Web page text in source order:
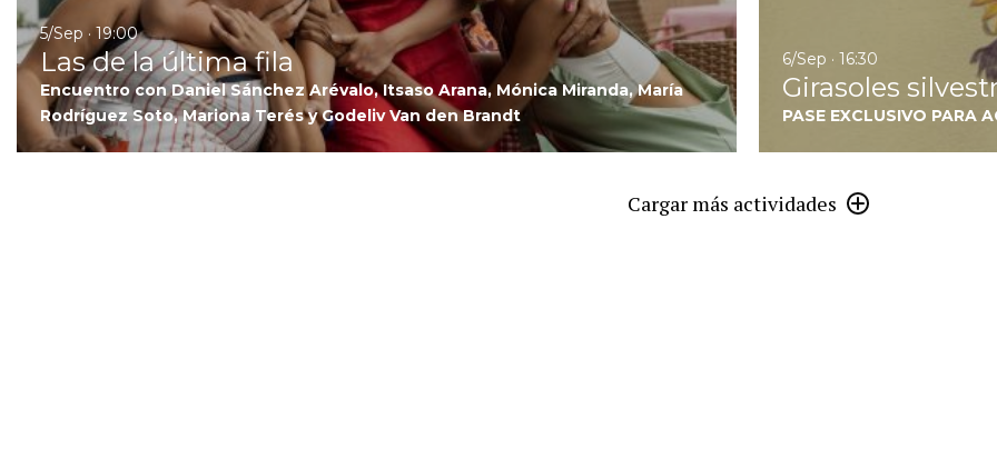
5/Sep · 19:00
Las de la última fila
Encuentro con Daniel Sánchez Arévalo, Itsaso Arana, Mónica Miranda, María
Rodríguez Soto, Mariona Terés y Godeliv Van den Brandt
6/Sep · 16:30
Girasoles
PASE EXCLUSIVO PARA
Cargar más actividades